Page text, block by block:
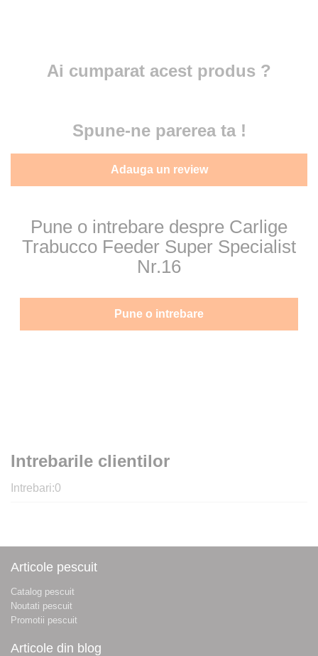
Ai cumparat acest produs ?
Spune-ne parerea ta !
Adauga un review
Intrebarile clientilor
Intrebari:0
Pune o intrebare despre Carlige
Trabucco Feeder Super Specialist
Nr.16
Pune o intrebare
Articole pescuit
Catalog pescuit
Noutati pescuit
Promotii pescuit
Articole din blog